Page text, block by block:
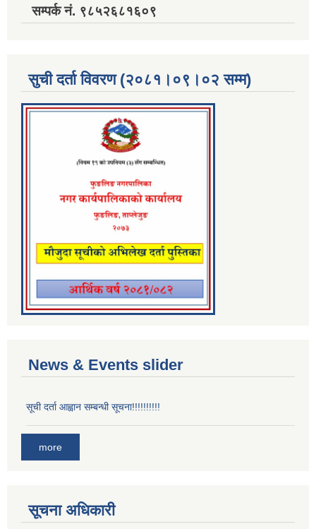
सम्पर्क नं. ९८५२६८१६०९
सुची दर्ता विवरण (२०८१।०९।०२ सम्म)
News & Events slider
सूची दर्ता आह्वान सम्बन्धी सूचना!!!!!!!!!!
more
सूचना अधिकारी